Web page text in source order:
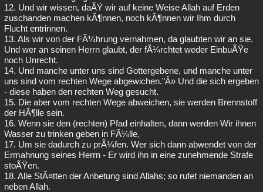
12. Und wir wissen, daÃŸ wir auf keine Weise Allah auf Erden
zuschanden machen kÃ¶nnen, noch kÃ¶nnen wir Ihm durch
Flucht entrinnen.
13. Als wir von der FÃ¼hrung vernahmen, da glaubten wir an sie.
Und wer an seinen Herrn glaubt, der fÃ¼rchtet weder EinbuÃŸe
noch Unrecht.
14. Und manche unter uns sind Gottergebene, und manche unter
uns sind vom rechten Wege abgewichen."Â» Und die sich ergeben
- diese haben den rechten Weg gesucht.
15. Die aber vom rechten Wege abweichen, sie werden Brennstoff
der HÃ¶lle sein.
16. Wenn sie den (rechten) Pfad einhalten, dann werden Wir ihnen
Wasser zu trinken geben in FÃ¼lle,
17. Um sie dadurch zu prÃ¼fen. Wer sich dann abwendet von der
Ermahnung seines Herrn - Er wird ihn in eine zunehmende Strafe
stoÃŸen.
18. Alle StÃ¤tten der Anbetung sind Allahs; so rufet niemanden an
neben Allah.